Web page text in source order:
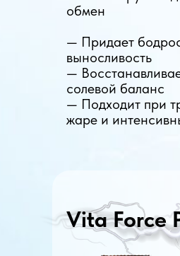
Vita Force
обмен
— Придает
выносливость
—
солевой баланс
— Подходит при
жаре и